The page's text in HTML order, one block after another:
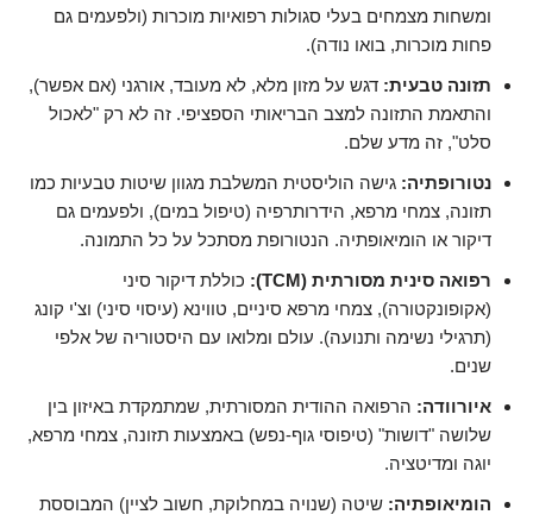
ומשחות מצמחים בעלי סגולות רפואיות מוכרות (ולפעמים גם
פחות מוכרות, בואו נודה).
תזונה טבעית: דגש על מזון מלא, לא מעובד, אורגני (אם אפשר),
והתאמת התזונה למצב הבריאותי הספציפי. זה לא רק "לאכול
סלט", זה מדע שלם.
נטורופתיה: גישה הוליסטית המשלבת מגוון שיטות טבעיות כמו
תזונה, צמחי מרפא, הידרותרפיה (טיפול במים), ולפעמים גם
דיקור או הומיאופתיה. הנטורופת מסתכל על כל התמונה.
רפואה סינית מסורתית (TCM):
כוללת דיקור סיני
(אקופונקטורה), צמחי מרפא סיניים, טווינא (עיסוי סיני) וצ'י קונג
(תרגילי נשימה ותנועה). עולם ומלואו עם היסטוריה של אלפי
שנים.
איורוודה: הרפואה ההודית המסורתית, שמתמקדת באיזון בין
שלושה "דושות" (טיפוסי גוף-נפש) באמצעות תזונה, צמחי מרפא,
יוגה ומדיטציה.
הומיאופתיה: שיטה (שנויה במחלוקת, חשוב לציין) המבוססת